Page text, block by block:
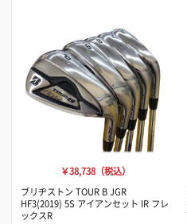
￥38,738（税込）
ブリヂストン TOUR B JGR
HF3(2019) 5S アイアンセット IR フレ
ックスR